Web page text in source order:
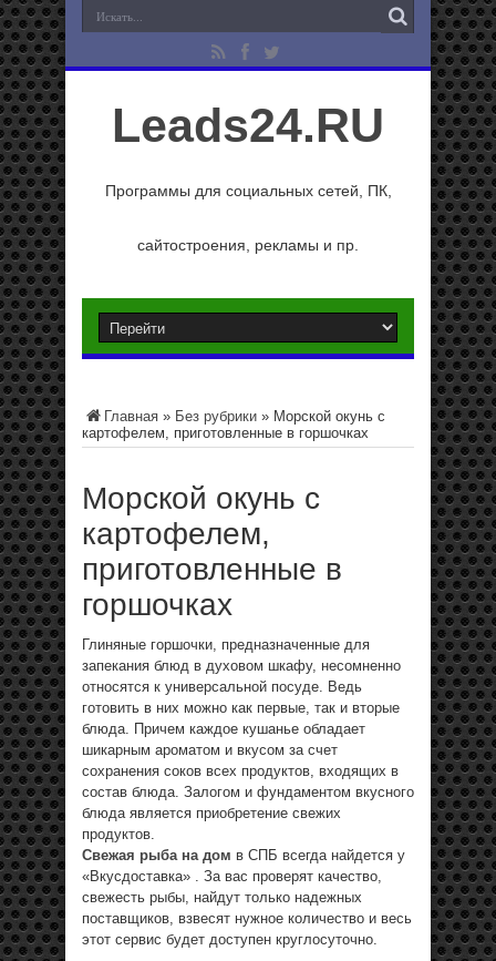
Leads24.RU
Программы для социальных сетей, ПК,
сайтостроения, рекламы и пр.
Главная » Без рубрики » Морской окунь с
картофелем, приготовленные в горшочках
Морской окунь с
картофелем,
приготовленные в
горшочках
Глиняные горшочки, предназначенные для
запекания блюд в духовом шкафу, несомненно
относятся к универсальной посуде. Ведь
готовить в них можно как первые, так и вторые
блюда. Причем каждое кушанье обладает
шикарным ароматом и вкусом за счет
сохранения соков всех продуктов, входящих в
состав блюда. Залогом и фундаментом вкусного
блюда является приобретение свежих
продуктов.
Свежая рыба на дом в СПБ всегда найдется у
«Вкусдоставка» . За вас проверят качество,
свежесть рыбы, найдут только надежных
поставщиков, взвесят нужное количество и весь
этот сервис будет доступен круглосуточно.